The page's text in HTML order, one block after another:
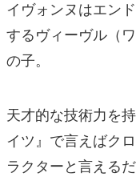
イヴォンヌはエン
するヴィーヴル（
の子。
天才的な技術力を
イツ』で言えばク
ラクターと言えるだ